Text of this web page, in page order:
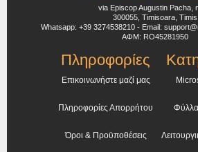
via Episcop Augustin Pacha,
300055, Timisoara, Timis
Whatsapp: +39 3274538210 - Email:
ΑΦΜ: RO45281950
Πληροφορίες
Επικοινωνήστε μαζί μας
Πληροφορίες Απορρήτου
Όροι & Προϋποθέσεις